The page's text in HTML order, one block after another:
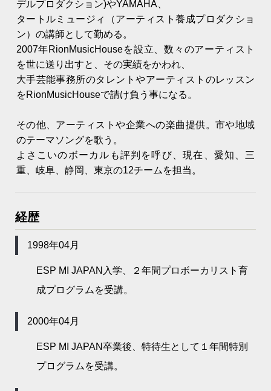
デルプロダクション)やYAMAHA、
タートルミュージィ（アーティスト養成プロダクショ
ン）の講師として勤める。
2007年RionMusicHouseを設立、数々のアーティスト
を世に送り出すと、その実績をかわれ、
大手芸能事務所のタレントやアーティストのレッスン
をRionMusicHouseで請け負う事になる。
その他、アーティストや企業への楽曲提供。市や地域
のテーマソングを歌う。
よさこいのボーカルも評判を呼び、現在、愛知、三
重、岐阜、静岡、東京の12チームを担当。
経歴
1998年04月
ESP MI JAPAN入学、２年間プロボーカリスト育
成プログラムを受講。
2000年04月
ESP MI JAPAN卒業後、特待生として１年間特別
プログラムを受講。